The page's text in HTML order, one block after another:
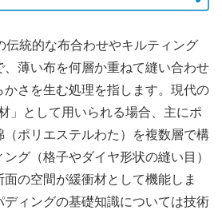
伝統的な布合わせやキルティング
薄い布を何層か重ねて縫い合わせ
かさを生む処理を指します。現代の
」として用いられる場合、主にポ
（ポリエステルわた）を複数層で構
グ（格子やダイヤ形状の縫い目）
の空間が緩衝材として機能しま
ィングの基礎知識については技術